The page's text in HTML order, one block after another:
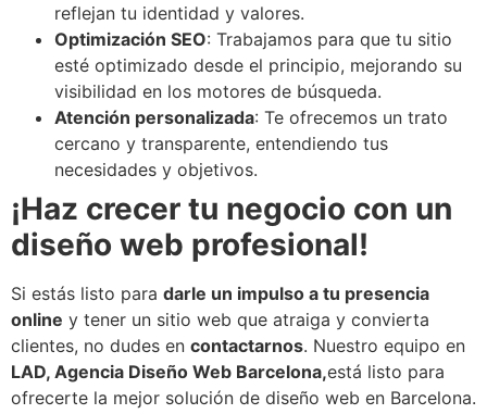
reflejan tu identidad y valores.
Optimización SEO: Trabajamos para que tu sitio
esté optimizado desde el principio, mejorando su
visibilidad en los motores de búsqueda.
Atención personalizada: Te ofrecemos un trato
cercano y transparente, entendiendo tus
necesidades y objetivos.
¡Haz crecer tu negocio con un
diseño web profesional!
Si estás listo para darle un impulso a tu presencia
online y tener un sitio web que atraiga y convierta
clientes, no dudes en contactarnos. Nuestro equipo en
LAD, Agencia Diseño Web Barcelona,está listo para
ofrecerte la mejor solución de diseño web en Barcelona.